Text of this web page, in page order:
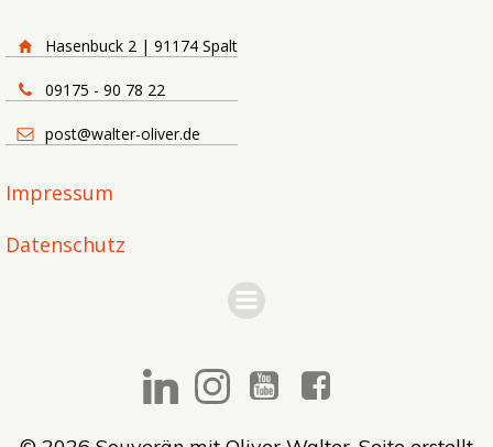
Hasenbuck 2 | 91174 Spalt
09175 - 90 78 22
post@walter-oliver.de
Impressum
Datenschutz